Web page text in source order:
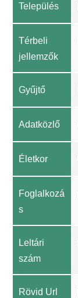
Település
Térbeli
jellemzők
Gyűjtő
Adatközlő
Életkor
Foglalkozá
s
Leltári
szám
Rövid Url